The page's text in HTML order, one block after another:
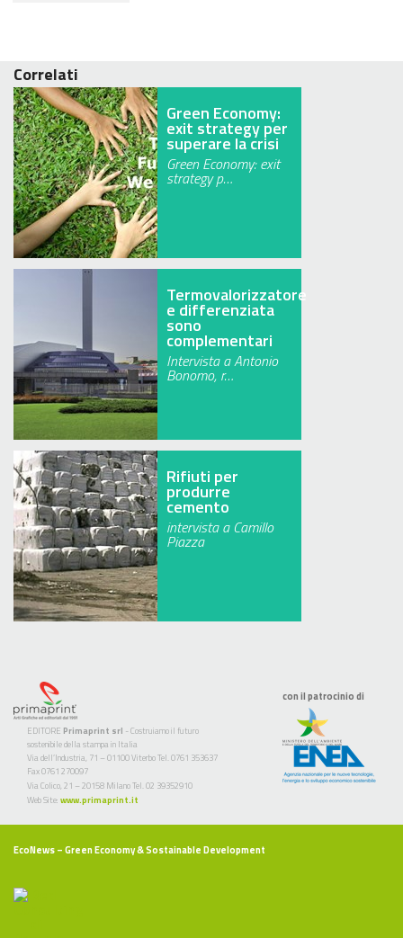
Correlati
Green Economy:
exit strategy per
superare la crisi
Green Economy: exit
strategy p…
Termovalorizzatore
e differenziata
sono
complementari
Intervista a Antonio
Bonomo, r…
Rifiuti per
produrre
cemento
intervista a Camillo
Piazza
EDITORE Primaprint srl - Costruiamo il futuro
sostenibile della stampa in Italia
Via dell’Industria, 71 – 01100 Viterbo Tel. 0761 353637
Fax 0761 270097
Via Colico, 21 – 20158 Milano Tel. 02 39352910
Web Site: www.primaprint.it
con il patrocinio di
EcoNews– Green Economy & Sostainable Development